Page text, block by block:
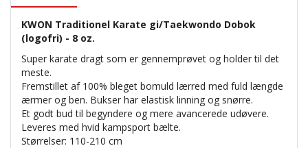
KWON Traditionel Karate gi/Taekwondo Dobok
(logofri) - 8 oz.
Super karate dragt som er gennemprøvet og holder til det
meste.
Fremstillet af 100% bleget bomuld lærred med fuld længde
ærmer og ben. Bukser har elastisk linning og snørre.
Et godt bud til begyndere og mere avancerede udøvere.
Leveres med hvid kampsport bælte.
Størrelser: 110-210 cm